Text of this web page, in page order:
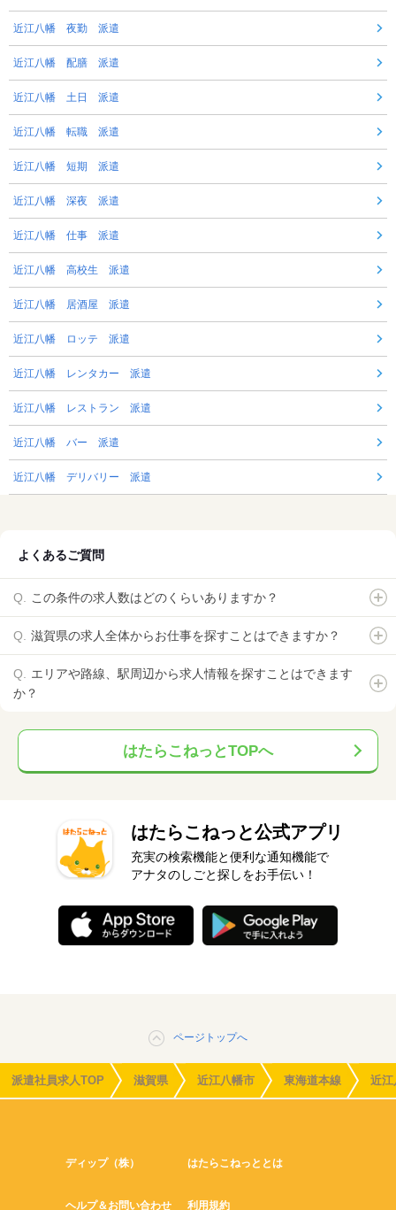
近江八幡 夜勤 派遣
近江八幡 配膳 派遣
近江八幡 土日 派遣
近江八幡 転職 派遣
近江八幡 短期 派遣
近江八幡 深夜 派遣
近江八幡 仕事 派遣
近江八幡 高校生 派遣
近江八幡 居酒屋 派遣
近江八幡 ロッテ 派遣
近江八幡 レンタカー 派遣
近江八幡 レストラン 派遣
近江八幡 バー 派遣
近江八幡 デリバリー 派遣
よくあるご質問
この条件の求人数はどのくらいありますか？
滋賀県の求人全体からお仕事を探すことはできますか？
エリアや路線、駅周辺から求人情報を探すことはできます
か？
はたらこねっとTOPへ
はたらこねっと公式アプリ
充実の検索機能と便利な通知機能で
アナタのしごと探しをお手伝い！
ページトップへ
派遣社員求人TOP 滋賀県 近江八幡市 東海道本線 近江
ディップ（株） はたらこねっととは
ヘルプ＆お問い合わせ 利用規約